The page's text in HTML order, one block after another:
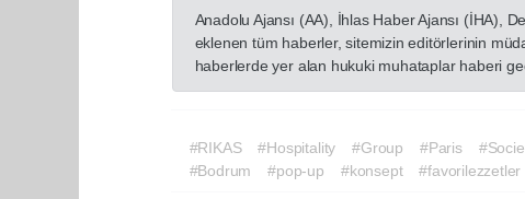
Anadolu Ajansı (AA), İhlas Haber Ajansı (İHA),
eklenen tüm haberler, sitemizin editörlerinin
haberlerde yer alan hukuki muhataplar haberi
#RIKAS #Hospitality #Group #Paris
#Bodrum
#pop-up #konsept #favorilezzetler